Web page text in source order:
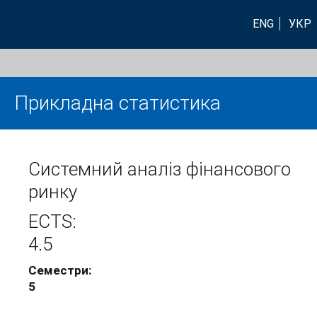
ENG УКР
Прикладна статистика
Системний аналіз фінансового
ринку
ECTS:
4.5
Семестри:
5